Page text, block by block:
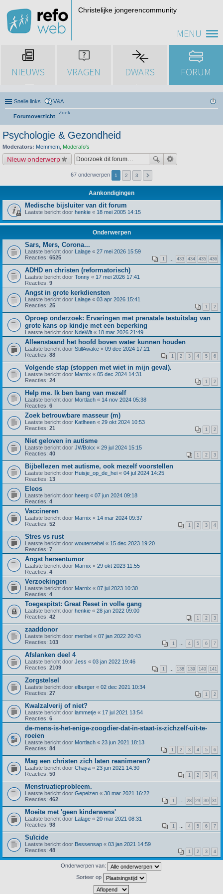
MENU
Christelijke jongerencommunity
NIEUWS VRAGEN DWARS FORUM
Snelle links V&A
Forumoverzicht
Zoek
Psychologie & Gezondheid
Moderators: Memmem Moderafo's
Nieuw onderwerp
67 onderwerpen 1 2 3
Aankondigingen
Medische bijsluiter van dit forum
Laatste bericht door henkie « 18 mei 2005 14:15
Onderwerpen
Sars, Mers, Corona...
Laatste bericht door Lalage « 27 mei 2026 15:59
Reacties: 6525 1 433 434 435 436
ADHD en christen (reformatorisch)
Laatste bericht door Tonny « 17 mei 2026 17:41
Reacties: 9
Angst in grote kerkdiensten
Laatste bericht door Lalage « 03 apr 2026 15:41
Reacties: 25 1 2
Oproep onderzoek: Ervaringen met prenatale testuitslag van
grote kans op kindje met een beperking
Laatste bericht door NdeWit « 18 mar 2026 21:49
Alleenstaand het hoofd boven water kunnen houden
Laatste bericht door StillAwake « 09 dec 2024 17:21
Reacties: 88 1 2 3 4 5 6
Volgende stap (stoppen met wiet in mijn geval).
Laatste bericht door Marnix « 05 dec 2024 14:31
Reacties: 24 1 2
Help me. Ik ben bang van mezelf
Laatste bericht door Mortlach « 14 nov 2024 05:38
Reacties: 6
Zoek betrouwbare masseur (m)
Laatste bericht door Katlheen « 29 okt 2024 10:53
Reacties: 21 1 2
Niet geloven in autisme
Laatste bericht door JWBokx « 29 jul 2024 15:15
Reacties: 40 1 2 3
Bijbellezen met autisme, ook mezelf voorstellen
Laatste bericht door Huisje_op_de_hei « 04 jul 2024 14:25
Reacties: 13
Eleos
Laatste bericht door heerg « 07 jun 2024 09:18
Reacties: 4
Vaccineren
Laatste bericht door Marnix « 14 mar 2024 09:37
Reacties: 52 1 2 3 4
Stres vs rust
Laatste bericht door woutersebel « 15 dec 2023 19:20
Reacties: 7
Angst hersentumor
Laatste bericht door Marnix « 29 okt 2023 11:55
Reacties: 4
Verzoekingen
Laatste bericht door Marnix « 07 jul 2023 10:30
Reacties: 4
Toegespitst: Great Reset in volle gang
Laatste bericht door henkie « 28 jan 2022 09:00
Reacties: 42 1 2 3
zaaddonor
Laatste bericht door meribel « 07 jan 2022 20:43
Reacties: 103 1 4 5 6 7
Afslanken deel 4
Laatste bericht door Jess « 03 jan 2022 19:46
Reacties: 2109 1 138 139 140 141
Zorgstelsel
Laatste bericht door elburger « 02 dec 2021 10:34
Reacties: 27 1 2
Kwalzalverij of niet?
Laatste bericht door lammetje « 17 jul 2021 13:54
Reacties: 6
de-mens-is-het-enige-zoogdier-dat-in-staat-is-zichzelf-uit-te-
roeien
Laatste bericht door Mortlach « 23 jun 2021 18:13
Reacties: 84 1 2 3 4 5 6
Mag een christen zich laten reanimeren?
Laatste bericht door Chaya « 23 jun 2021 14:30
Reacties: 50 1 2 3 4
Menstruatieprobleem.
Laatste bericht door Gepeizen « 30 mar 2021 16:22
Reacties: 462 1 28 29 30 31
Moeite met 'geen kinderwens'
Laatste bericht door Lalage « 20 mar 2021 08:31
Reacties: 98 1 4 5 6 7
Suïcide
Laatste bericht door Bessensap « 03 jan 2021 14:59
Reacties: 48 1 2 3 4
Onderwerpen van:
Sorteer op